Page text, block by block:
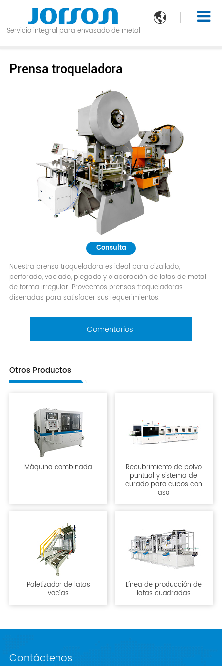

Servicio integral para envasado de metal
Prensa troqueladora
Consulta
Nuestra prensa troqueladora es ideal para cizallado,
perforado, vaciado, plegado y elaboración de latas de metal
de forma irregular. Proveemos prensas troqueladoras
diseñadas para satisfacer sus requerimientos.
Comentarios
Otros Productos
Máquina combinada
Recubrimiento de polvo
puntual y sistema de
curado para cubos con
asa
Paletizador de latas
vacías
Línea de producción de
latas cuadradas
Contáctenos